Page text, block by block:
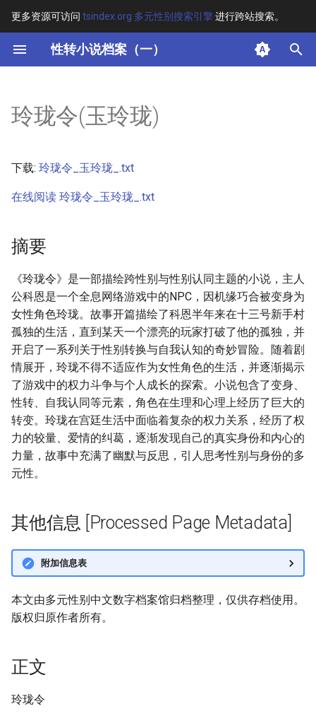
更多资源可访问 tsindex.org 多元性别搜索引擎进行跨站搜索。
性转小说档案（一）
键
开
搜
索
其他信息 [Processed Page
玲珑令(玉玲珑)
下载: 玲珑令_玉玲珑_.txt
在线阅读 玲珑令_玉玲珑_.txt
摘要
《玲珑令》是一部描绘跨性别与性别认同主题的小说，主人
公科恩是一个全息网络游戏中的NPC，因机缘巧合被变身为
女性角色玲珑。故事开篇描绘了科恩半年来在十三号新手村
孤独的生活，直到某天一个漂亮的玩家打破了他的孤独，并
开启了一系列关于性别转换与自我认知的奇妙冒险。随着剧
情展开，玲珑不得不适应作为女性角色的生活，并逐渐揭示
了游戏中的权力斗争与个人成长的探索。小说包含了变身、
性转、自我认同等元素，角色在生理和心理上经历了巨大的
转变。玲珑在宫廷生活中面临着复杂的权力关系，经历了权
力的较量、爱情的纠葛，逐渐发现自己的真实身份和内心的
力量，故事中充满了幽默与反思，引人思考性别与身份的多
元性。
其他信息 [Processed Page Metadata]
附加信息表
本文由多元性别中文数字档案馆归档整理，仅供存档使用。
版权归原作者所有。
正文
玲珑令